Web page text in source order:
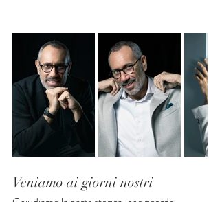
Veniamo ai giorni nostri